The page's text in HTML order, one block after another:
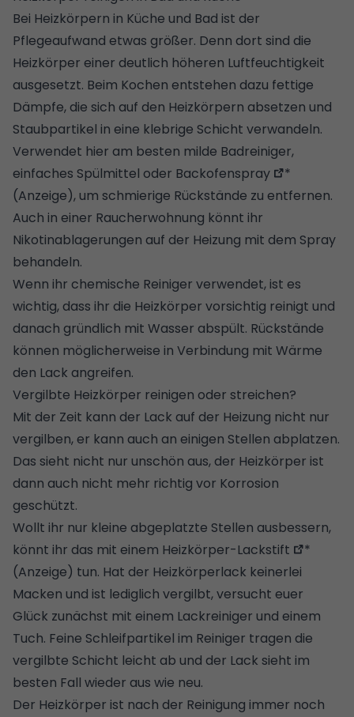
Bei Heizkörpern in Küche und Bad ist der
Pflegeaufwand etwas größer. Denn dort sind die
Heizkörper einer deutlich höheren Luftfeuchtigkeit
ausgesetzt. Beim Kochen entstehen dazu fettige
Dämpfe, die sich auf den Heizkörpern absetzen und
Staubpartikel in eine klebrige Schicht verwandeln.
Verwendet hier am besten milde Badreiniger,
einfaches Spülmittel oder Backofenspray
*
(Anzeige), um schmierige Rückstände zu entfernen.
Auch in einer Raucherwohnung könnt ihr
Nikotinablagerungen auf der Heizung mit dem Spray
behandeln.
Wenn ihr chemische Reiniger verwendet, ist es
wichtig, dass ihr die Heizkörper vorsichtig reinigt und
danach gründlich mit Wasser abspült. Rückstände
können möglicherweise in Verbindung mit Wärme
den Lack angreifen.
Vergilbte Heizkörper reinigen oder streichen?
Mit der Zeit kann der Lack auf der Heizung nicht nur
vergilben, er kann auch an einigen Stellen abplatzen.
Das sieht nicht nur unschön aus, der Heizkörper ist
dann auch nicht mehr richtig vor Korrosion
geschützt.
Wollt ihr nur kleine abgeplatzte Stellen ausbessern,
könnt ihr das mit einem Heizkörper-Lackstift
*
(Anzeige) tun. Hat der Heizkörperlack keinerlei
Macken und ist lediglich vergilbt, versucht euer
Glück zunächst mit einem Lackreiniger und einem
Tuch. Feine Schleifpartikel im Reiniger tragen die
vergilbte Schicht leicht ab und der Lack sieht im
besten Fall wieder aus wie neu.
Der Heizkörper ist nach der Reinigung immer noch